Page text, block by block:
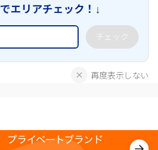
エリアチェック！↓
チェック
再度表示しない